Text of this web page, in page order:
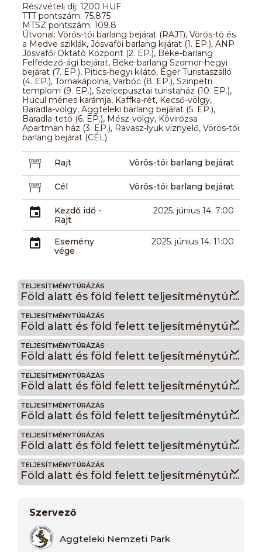
Részvételi díj: 1200 HUF
TTT pontszám: 75.875
MTSZ pontszám: 109.8
Útvonal: Vörös-tói barlang bejárat (RAJT), Vörös-tó és
a Medve sziklák, Jósvafői barlang kijárat (1. EP.), ANP
Jósvafői Oktató Központ (2. EP.), Béke-barlang
Felfedező-ági bejárat, Béke-barlang Szomor-hegyi
bejárat (7. EP.), Pitics-hegyi kilátó, Éger Turistaszálló
(4. EP.), Tornakápolna, Varbóc (8. EP.), Szinpetri
templom (9. EP.), Szelcepusztai turistaház (10. EP.),
Hucul ménes karámja, Kaffka-rét, Kecső-völgy,
Baradla-völgy, Aggteleki barlang bejárat (5. EP.),
Baradla-tető (6. EP.), Mész-völgy, Kövirózsa
Apartman ház (3. EP.), Ravasz-lyuk víznyelő, Vörös-tói
barlang bejárat (CÉL)
Rajt Vörös-tói barlang bejárat
Cél Vörös-tói barlang bejárat
Kezdő idő -
Rajt
2025. június 14. 7:00
Esemény
vége
2025. június 14. 11:00
TELJESÍTMÉNYTÚRÁZÁS
Föld alatt és föld felett teljesítménytúrák Szelce 50B
TELJESÍTMÉNYTÚRÁZÁS
Föld alatt és föld felett teljesítménytúrák Kecső 30A
TELJESÍTMÉNYTÚRÁZÁS
Föld alatt és föld felett teljesítménytúrák Kecső 30B
TELJESÍTMÉNYTÚRÁZÁS
Föld alatt és föld felett teljesítménytúrák Baradla 20A
TELJESÍTMÉNYTÚRÁZÁS
Föld alatt és föld felett teljesítménytúrák Baradla 20B
TELJESÍTMÉNYTÚRÁZÁS
Föld alatt és föld felett teljesítménytúrák Csillagvizsgáló 10A
TELJESÍTMÉNYTÚRÁZÁS
Föld alatt és föld felett teljesítménytúrák Csillagvizsgáló 10B
Szervező
Aggteleki Nemzeti Park